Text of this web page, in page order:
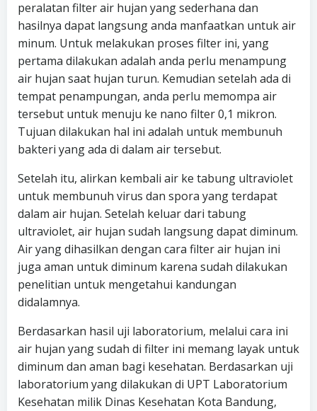
peralatan filter air hujan yang sederhana dan
hasilnya dapat langsung anda manfaatkan untuk air
minum. Untuk melakukan proses filter ini, yang
pertama dilakukan adalah anda perlu menampung
air hujan saat hujan turun. Kemudian setelah ada di
tempat penampungan, anda perlu memompa air
tersebut untuk menuju ke nano filter 0,1 mikron.
Tujuan dilakukan hal ini adalah untuk membunuh
bakteri yang ada di dalam air tersebut.
Setelah itu, alirkan kembali air ke tabung ultraviolet
untuk membunuh virus dan spora yang terdapat
dalam air hujan. Setelah keluar dari tabung
ultraviolet, air hujan sudah langsung dapat diminum.
Air yang dihasilkan dengan cara filter air hujan ini
juga aman untuk diminum karena sudah dilakukan
penelitian untuk mengetahui kandungan
didalamnya.
Berdasarkan hasil uji laboratorium, melalui cara ini
air hujan yang sudah di filter ini memang layak untuk
diminum dan aman bagi kesehatan. Berdasarkan uji
laboratorium yang dilakukan di UPT Laboratorium
Kesehatan milik Dinas Kesehatan Kota Bandung,